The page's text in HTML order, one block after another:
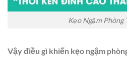
Kẹo Ngậm Phòng
Vậy điều gì khiến kẹo ngậm